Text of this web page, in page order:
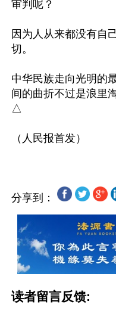
审判呢？
因为人从来都没有自
切。
中华民族走向光明的
间的曲折不过是浪里
△
分享到：
读者留言反馈: